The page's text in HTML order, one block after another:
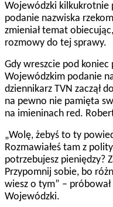
Wojewódzki kilkukrotnie
podanie nazwiska
zmieniał temat
rozmowy do tej sprawy.
Gdy wreszcie pod koniec
Wojewódzkim podanie
dziennikarz TVN zaczął
na pewno nie pamięta
na imieninach red.
„Wolę, żebyś to ty
Rozmawiałeś tam z
potrzebujesz pieniędzy?
Przypomnij sobie, bo
wiesz o tym” –
Wojewódzki.